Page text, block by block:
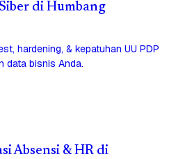
di Humbang
hardening, & kepatuhan UU PDP
data bisnis Anda.
Absensi & HR di